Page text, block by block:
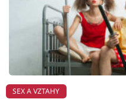
Přihlášení
Sledujte nás
SEX A VZTAHY